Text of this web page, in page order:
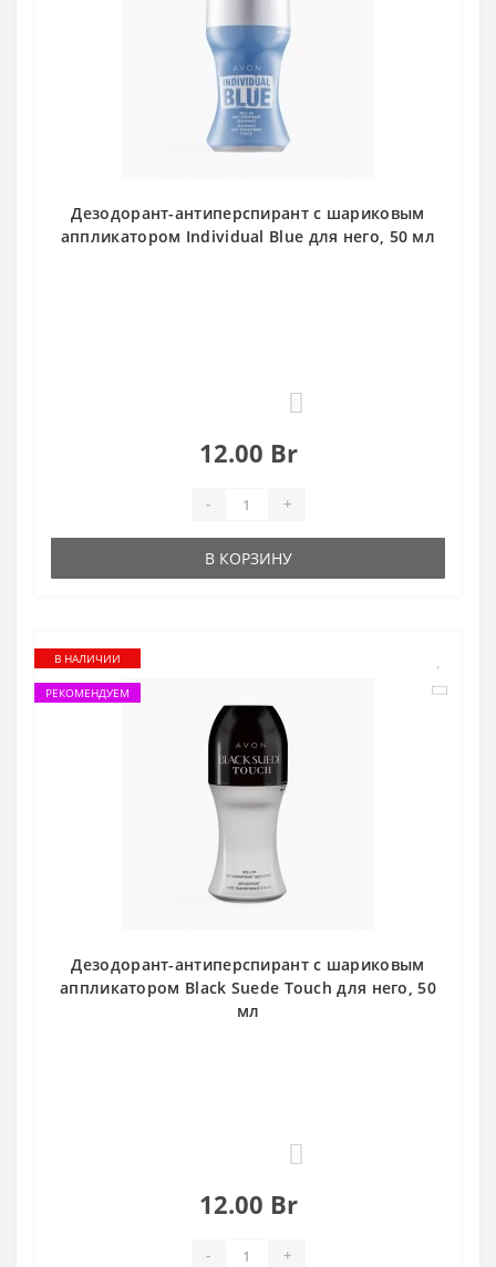
Дезодорант-антиперспирант с шариковым
аппликатором Individual Blue для него, 50 мл
12.00 Br
- +
В КОРЗИНУ
В НАЛИЧИИ
РЕКОМЕНДУЕМ
Дезодорант-антиперспирант с шариковым
аппликатором Black Suede Touch для него, 50
мл
12.00 Br
- +